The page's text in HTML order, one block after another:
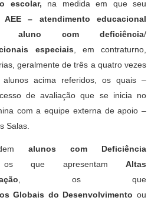
escolar, na medida em que seu
AEE – atendimento educacional
aluno com deficiência/
especiais , em contraturno,
geralmente de três a quatro vezes
acima referidos, os quais –
de avaliação que se inicia no
com a equipe externa de apoio –
Salas.
alunos com Deficiência
que apresentam Altas
, os que
Globais do Desenvolvimento ou